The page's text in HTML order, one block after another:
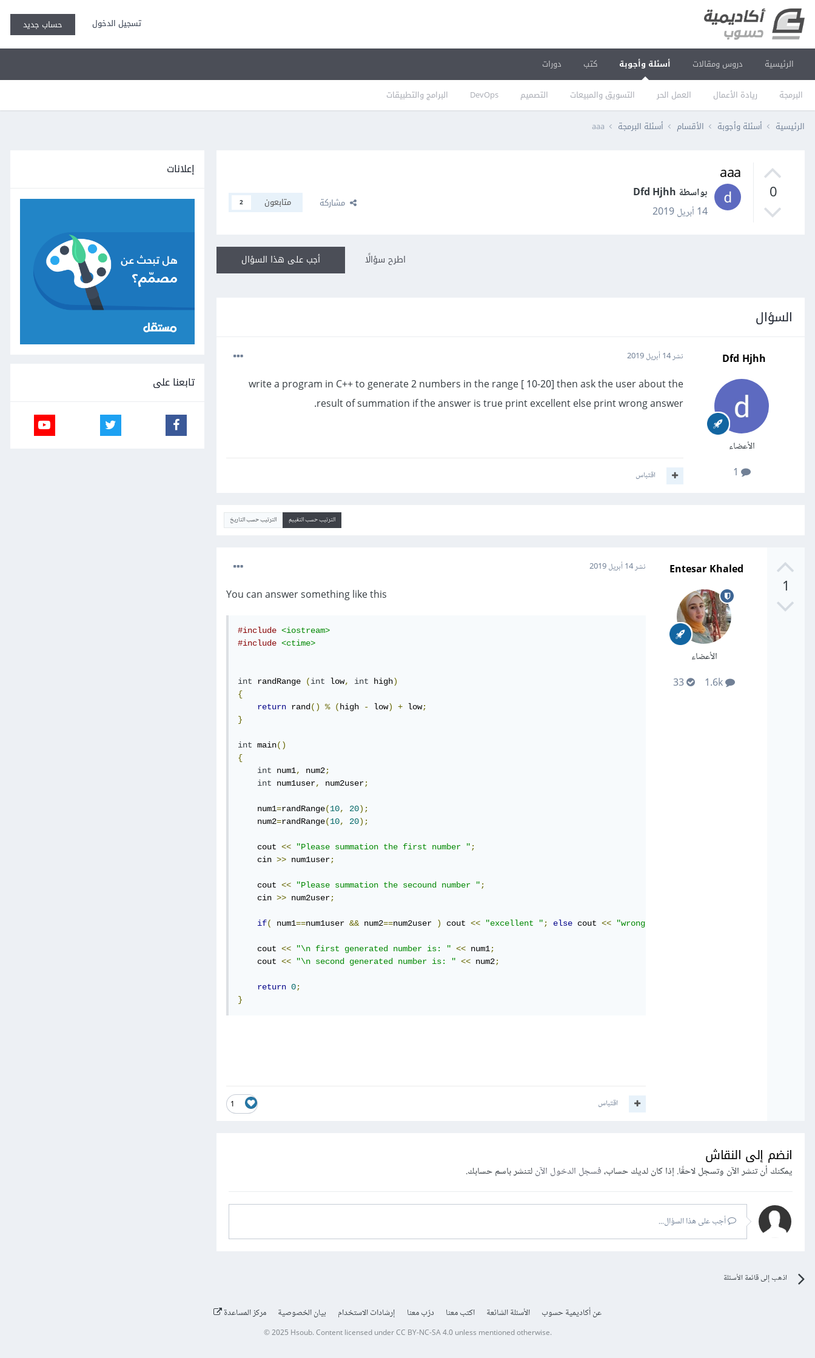
تسجيل الدخول حساب جديد
الرئيسية دروس ومقالات أسئلة وأجوبة
البرمجة ريادة الأعمال العمل الحر التسويق والمبيعات التصميم DevOps البرامج والتطبيقات
كتب دورات
الرئيسية أسئلة وأجوبة الأقسام أسئلة البرمجة aaa
0
aaa
بواسطة Dfd Hjhh
14 أبريل 2019
مشاركة متابعون 2
أجب على هذا السؤال اطرح سؤالًا
السؤال
Dfd Hjhh
الأعضاء
نشر14 أبريل 2019
write a program in C++ to generate 2 numbers in the range [ 10-20] then ask the user about the
result of summation if the answer is true print excellent else print wrong answer.
اقتباس
الترتيب حسب التقييم الترتيب حسب التاريخ
1
Entesar Khaled
الأعضاء
نشر14 أبريل 2019
You can answer something like this
#include <iostream>
#include <ctime>
int randRange (int low, int high)
{
return rand() % (high - low) + low;
}
int main()
{
int num1, num2;
int num1user, num2user;
    num1
=randRange(10, 20);
    num2
=randRange(10, 20);
    cout
<< "Please summation the first number ";
    cin
>> num1user;
    cout
<< "Please summation the secound number ";
    cin
>> num2user;
if( num1==num1user && num2==num2user ) cout << "excellent "; else cout << "wrong answer"
    cout
<< "\n first generated number is: " << num1;
    cout
<< "\n second generated number is: " << num2;
return 0;
}
1 اقتباس
انضم إلى النقاش
يمكنك أن تنشر الآن وتسجل لاحقًا. إذا كان لديك حساب،فسجل الدخول الآنلتنشر باسم حسابك.
أجب على هذا السؤال...
اذهب إلى قائمة الأسئلة
إعلانات
تابعنا على
عن أكاديمية حسوب الأسئلة الشائعة اكتب معنا درّب معنا إرشادات الاستخدام بيان الخصوصية مركز المساعدة
© 2025 Hsoub.Content licensed underCC BY-NC-SA 4.0unless mentioned otherwise.